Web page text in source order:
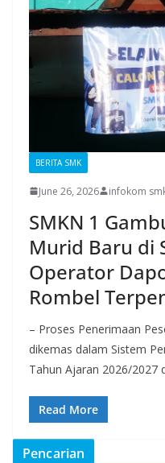
BERITA SMK
June 26, 2026 infokom
SMKN 1
Murid Baru di
Operator
Rombel
– Proses Penerimaan
dikemas dalam Sistem
Tahun Ajaran 2026/2027
Read More
Pencarian